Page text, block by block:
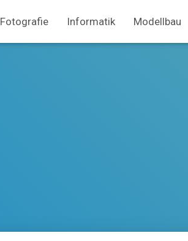
Fotografie Informatik Modellbau